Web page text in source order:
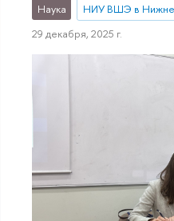
Наука
НИУ ВШЭ в
29 декабря, 2025 г.